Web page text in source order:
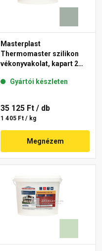
Masterplast
Thermomaster szilikon
vékonyvakolat, kapart 2
Gyártói készleten
35 125 Ft / db
1 405 Ft / kg
Megnézem